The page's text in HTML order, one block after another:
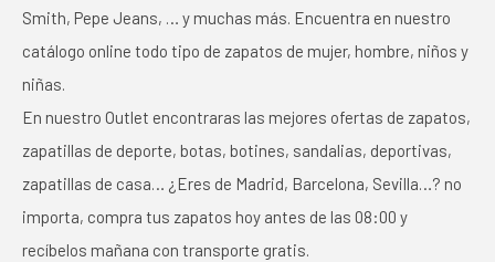
Smith, Pepe Jeans, … y muchas más. Encuentra en nuestro
catálogo online todo tipo de zapatos de mujer, hombre, niños y
niñas.
En nuestro Outlet encontraras las mejores ofertas de zapatos,
zapatillas de deporte, botas, botines, sandalias, deportivas,
zapatillas de casa… ¿Eres de Madrid, Barcelona, Sevilla…? no
importa, compra tus zapatos hoy antes de las 08:00 y
recíbelos mañana con transporte gratis.